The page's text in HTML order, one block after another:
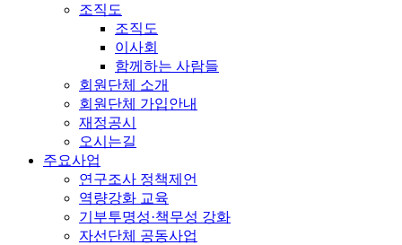
조직도
조직도
이사회
함께하는 사람들
회원단체 소개
회원단체 가입안내
재정공시
오시는길
주요사업
연구조사 정책제언
역량강화 교육
기부투명성·책무성 강화
자선단체 공동사업